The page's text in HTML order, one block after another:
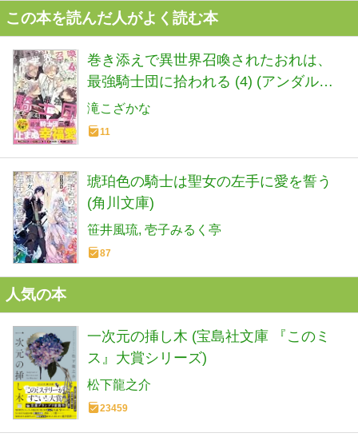
この本を読んだ人がよく読む本
巻き添えで異世界召喚されたおれは、
最強騎士団に拾われる (4) (アンダルシ
ュノベルズ)
滝こざかな
11
琥珀色の騎士は聖女の左手に愛を誓う
(角川文庫)
笹井風琉 壱子みるく亭
87
人気の本
一次元の挿し木 (宝島社文庫 『このミ
ス』大賞シリーズ)
松下龍之介
23459